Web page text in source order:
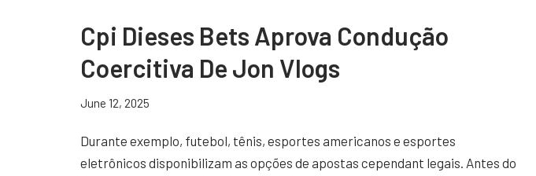
Cpi Dieses Bets Aprova Condução
Coercitiva De Jon Vlogs
June 12, 2025
Durante exemplo, futebol, tênis, esportes americanos e esportes
eletrônicos disponibilizam as opções de apostas cependant legais. Antes do